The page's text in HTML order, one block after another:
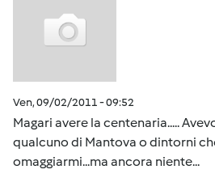
Ven, 09/02/2011 - 09:52
Magari avere la centenaria.....
qualcuno di Mantova o dintorni
omaggiarmi...ma ancora niente...